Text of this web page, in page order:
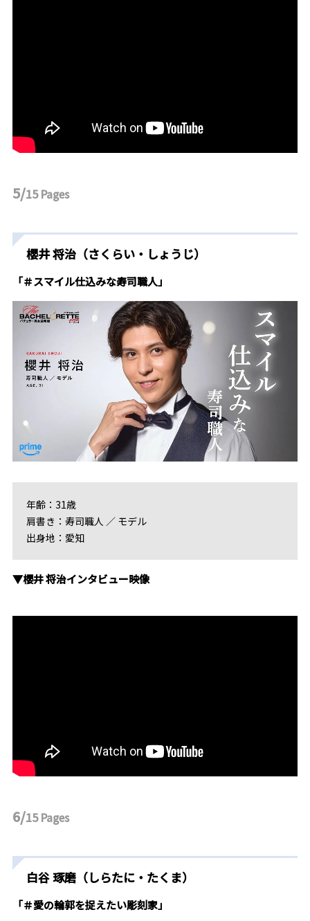
5/15Pages
櫻井 将治（さくらい・しょうじ）
「＃スマイル仕込みな寿司職人」
年齢：31歳
肩書き：寿司職人 ／ モデル
出身地：愛知
▼櫻井 将治インタビュー映像
6/15Pages
白谷 琢磨（しらたに・たくま）
「＃愛の輪郭を捉えたい彫刻家」